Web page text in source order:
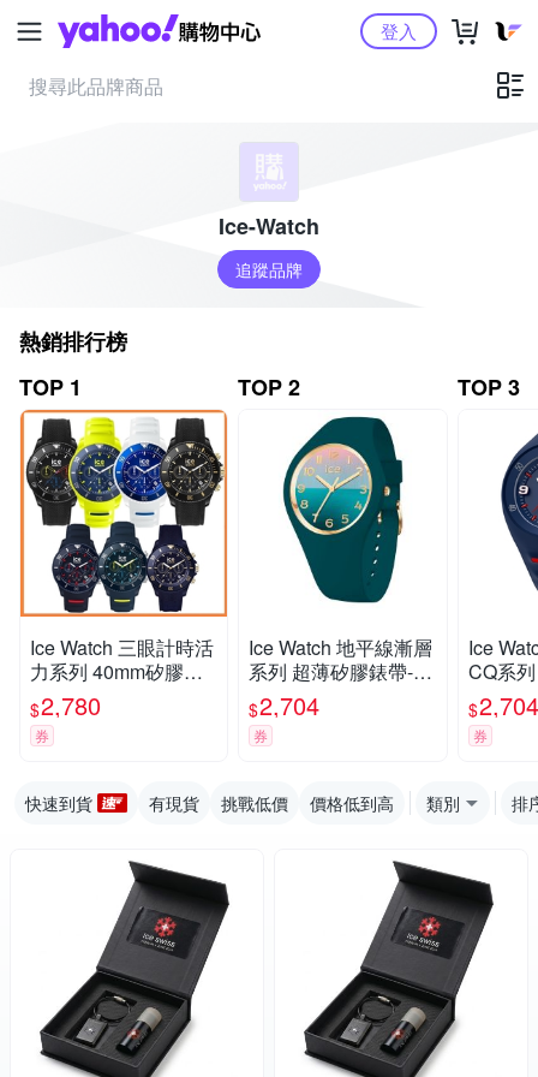
Yahoo購物中心登入
Ice-Watch
追蹤品牌
熱銷排行榜
TOP 1
Ice Watch 三眼計時活
力系列 40mm矽膠錶
帶-多款任選
$2,780
券
TOP 2
Ice Watch 地平線漸層
系列 超薄矽膠錶帶-墨
綠色
$2,704
券
TOP 3
Ice
CQ系
白矽膠
$2,704
券
快速到貨 有現貨 挑戰低價 價格低到高 類別 排